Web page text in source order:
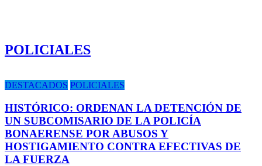
POLICIALES
DESTACADOS POLICIALES
HISTÓRICO: ORDENAN LA DETENCIÓN DE
UN SUBCOMISARIO DE LA POLICÍA
BONAERENSE POR ABUSOS Y
HOSTIGAMIENTO CONTRA EFECTIVAS DE
LA FUERZA